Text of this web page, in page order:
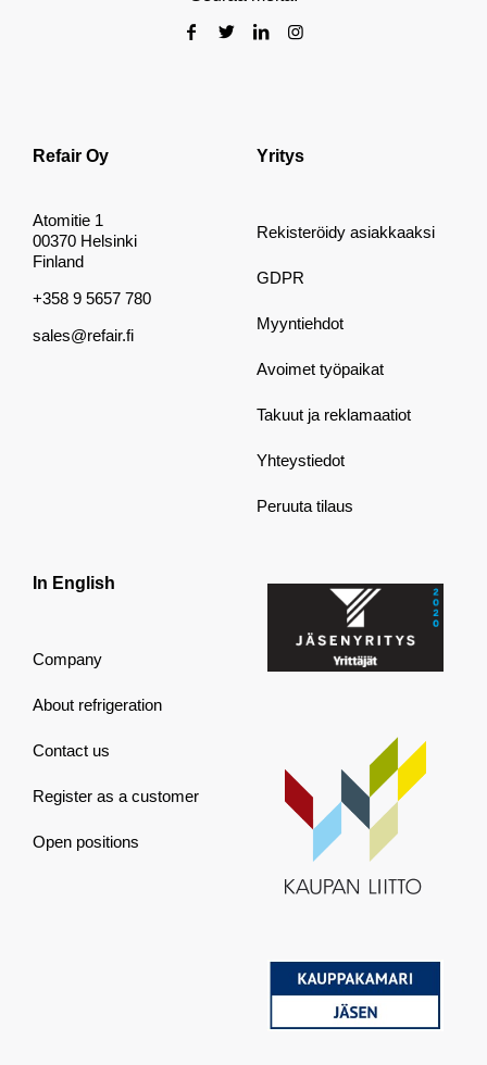
Refair Oy
Atomitie 1
00370 Helsinki
Finland
+358 9 5657 780
sales@refair.fi
Yritys
Rekisteröidy asiakkaaksi
GDPR
Myyntiehdot
Avoimet työpaikat
Takuut ja reklamaatiot
Yhteystiedot
Peruuta tilaus
In English
Company
About refrigeration
Contact us
Register as a customer
Open positions